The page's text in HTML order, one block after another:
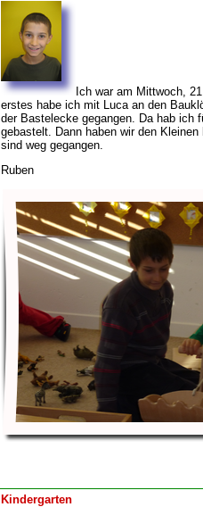
Ich war am Mittwoch,
erstes habe ich mit Luca an den
der Bastelecke gegangen. Da hab ich
gebastelt. Dann haben wir den
sind weg gegangen.
Ruben
Kindergarten